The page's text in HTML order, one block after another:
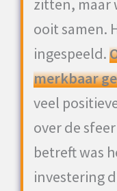
zitten, maar
ooit samen.
ingespeeld.
merkbaar
veel
over de
betreft was
investering